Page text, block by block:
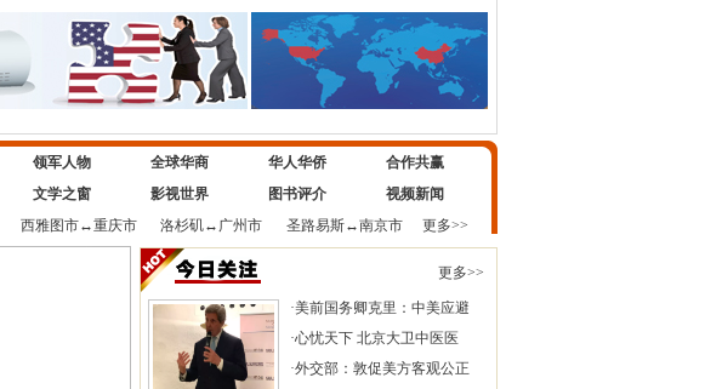
领军人物 全球华商 华人华侨
合作共赢
文学之窗 影视世界 图书评介
视频新闻
西雅图市↔重庆市 洛杉矶↔ 广州市 圣路易斯↔南京市 更多>>
更多>>
·美前国务卿克里：中美应避
·心忧天下 北京大卫中医医
·外交部：敦促美方客观公正